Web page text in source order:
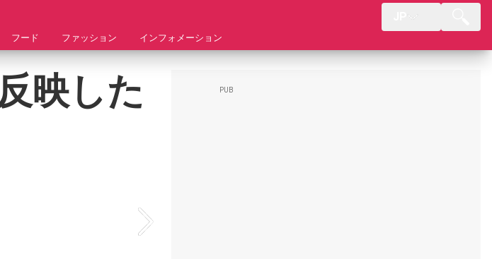
フード ファッション インフォメーション
映した